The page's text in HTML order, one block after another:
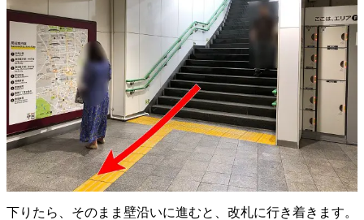
下りたら、そのまま壁沿いに進むと、改札に行き着きます。